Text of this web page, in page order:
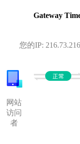
Gateway
您的IP:
网站
访问
者